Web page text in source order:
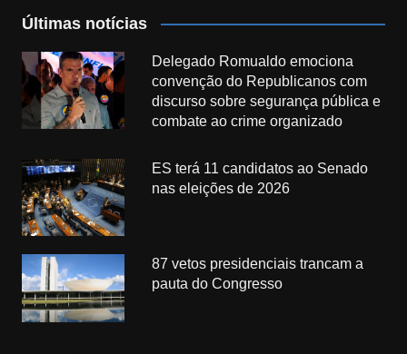
Últimas notícias
Delegado Romualdo emociona
convenção do Republicanos com
discurso sobre segurança pública e
combate ao crime organizado
ES terá 11 candidatos ao Senado
nas eleições de 2026
87 vetos presidenciais trancam a
pauta do Congresso